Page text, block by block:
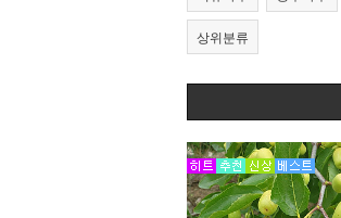
상위분류